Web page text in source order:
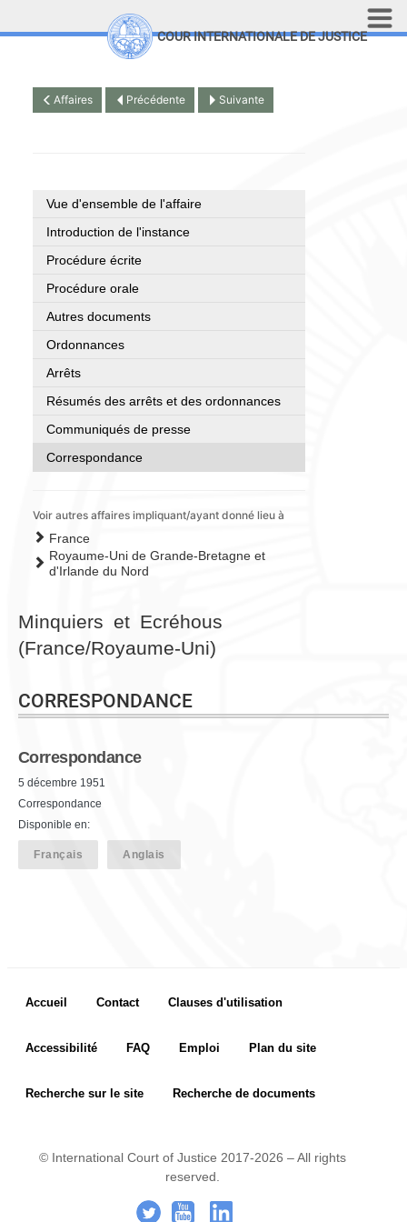
Aller au contenu principal
COUR INTERNATIONALE DE JUSTICE
Minquiers et Ecréhous
(France/Royaume-Uni)
CORRESPONDANCE
Correspondance
5 décembre 1951
Correspondance
Disponible en:
Français Anglais
Affaires Précédente Suivante
Vue d'ensemble de l'affaire
Introduction de l'instance
Procédure écrite
Procédure orale
Autres documents
Ordonnances
Arrêts
Résumés des arrêts et des ordonnances
Communiqués de presse
Correspondance
Voir autres affaires impliquant/ayant donné lieu à
France
Royaume-Uni de Grande-Bretagne et
d'Irlande du Nord
Top Menu
Recherche sur le site
Footer menu
Accueil Contact Clauses d'utilisation
Accessibilité FAQ Emploi Plan du site
Recherche sur le site Recherche de documents
© International Court of Justice 2017-2026 – All rights
reserved.
. - ..